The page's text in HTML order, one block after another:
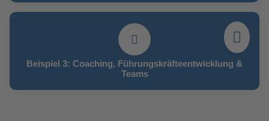
Beispiel 3: Coaching, Führungskräfteentwicklung &
Teams